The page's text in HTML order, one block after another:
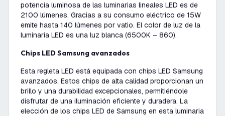
potencia luminosa de las luminarias lineales LED es de
2100 lúmenes. Gracias a su consumo eléctrico de 15W
emite hasta 140 lúmenes por vatio. El color de luz de la
luminaria LED es una luz blanca (6500K – 860).
Chips LED Samsung avanzados
Esta regleta LED está equipada con chips LED Samsung
avanzados. Estos chips de alta calidad proporcionan un
brillo y una durabilidad excepcionales, permitiéndole
disfrutar de una iluminación eficiente y duradera. La
elección de los chips LED de Samsung en esta luminaria